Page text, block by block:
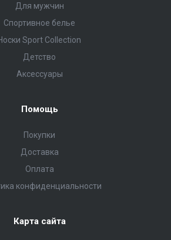
Для мужчин
Спортивное белье
Sport Collection
Детство
Аксессуары
Помощь
Покупки
Доставка
Оплата
конфиденциальности
Карта сайта